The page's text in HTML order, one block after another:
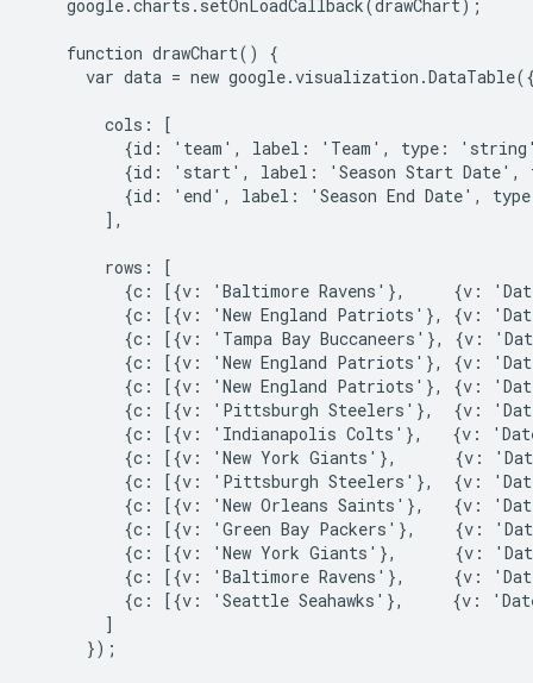
    google.charts.setOnLoadCallback(drawChart);
    function drawChart() {
var data = new
        cols: [
{id: 'team', label: 'Team', type:
{id: 'start', label: 'Season Start Date',
{id: 'end', label: 'Season End Date',
        ],
        rows: [
{c: [{v: 'Baltimore Ravens'},     {v:
{c: [{v: 'New England Patriots'}, {v:
{c: [{v: 'Tampa Bay Buccaneers'}, {v:
{c: [{v: 'New England Patriots'}, {v:
{c: [{v: 'New England Patriots'}, {v:
{c: [{v: 'Pittsburgh Steelers'},  {v:
{c: [{v: 'Indianapolis Colts'},   {v:
{c: [{v: 'New York Giants'},      {v:
{c: [{v: 'Pittsburgh Steelers'},  {v:
{c: [{v: 'New Orleans Saints'},   {v:
{c: [{v: 'Green Bay Packers'},    {v:
{c: [{v: 'New York Giants'},      {v:
{c: [{v: 'Baltimore Ravens'},     {v:
{c: [{v: 'Seattle Seahawks'},     {v:
        ]
      });